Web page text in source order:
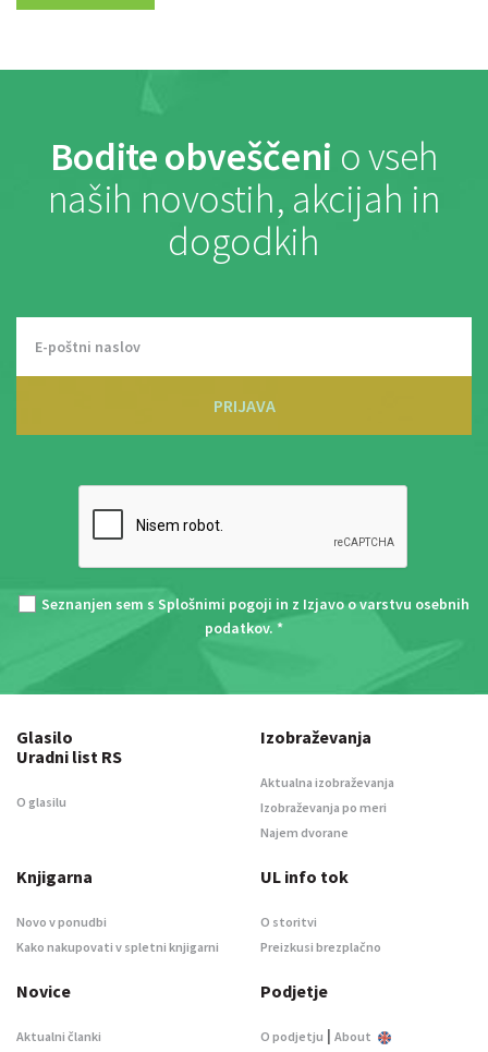
Bodite obveščeni o vseh
naših novostih, akcijah in
dogodkih
PRIJAVA
Seznanjen sem s Splošnimi pogoji in z Izjavo o varstvu osebnih
podatkov. *
Glasilo
Uradni list RS
O glasilu
Izobraževanja
Aktualna izobraževanja
Izobraževanja po meri
Najem dvorane
Knjigarna
Novo v ponudbi
Kako nakupovati v spletni knjigarni
UL info tok
O storitvi
Preizkusi brezplačno
Novice
Aktualni članki
Podjetje
O podjetju | About